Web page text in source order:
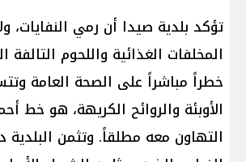
تؤكد بلدية صيدا أن رمي النفايات،
المخلفات الغذائية واللحوم
خطراً مباشراً على الصحة العامة
الأوبئة والروائح الكريهة، هو خط
التهاون معه مطلقاً. وتثمن البلدية